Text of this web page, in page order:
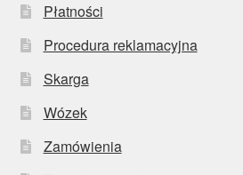
Płatności
Procedura reklamacyjna
Skarga
Wózek
Zamówienia